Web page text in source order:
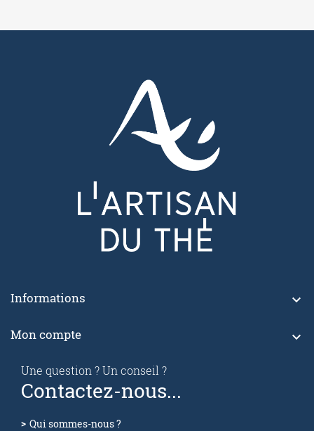
Informations 
Mon compte 
Une question ? Un conseil ?
Contactez-nous...
Qui sommes-nous ?